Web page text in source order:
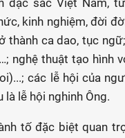
đặc sắc Việt Nam,
kinh nghiệm, đời
thành ca dao, tục
nghệ thuật tạo hình
các lễ hội của
lễ hội nghinh Ông.
tố đặc biệt quan